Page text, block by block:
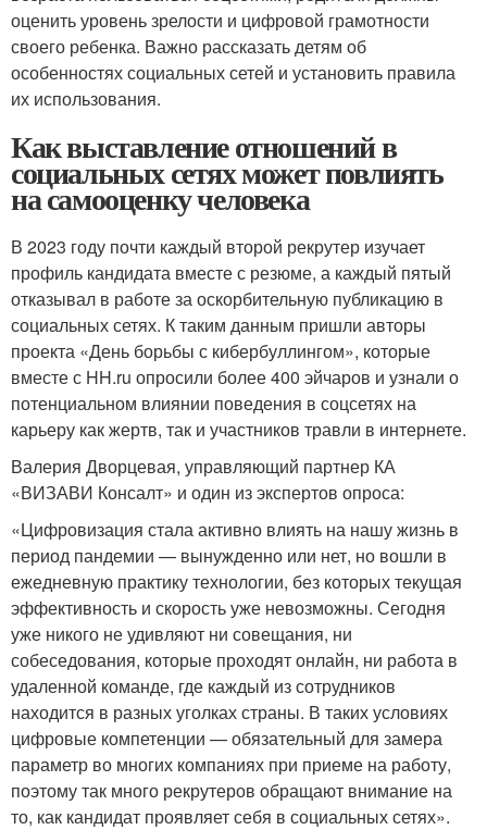
оценить уровень зрелости и цифровой грамотности
своего ребенка. Важно рассказать детям об
особенностях социальных сетей и установить правила
их использования.
Как выставление отношений в
социальных сетях может повлиять
на самооценку человека
В 2023 году почти каждый второй рекрутер изучает
профиль кандидата вместе с резюме, а каждый пятый
отказывал в работе за оскорбительную публикацию в
социальных сетях. К таким данным пришли авторы
проекта «День борьбы с кибербуллингом», которые
вместе с HH.ru опросили более 400 эйчаров и узнали о
потенциальном влиянии поведения в соцсетях на
карьеру как жертв, так и участников травли в интернете.
Валерия Дворцевая, управляющий партнер КА
«ВИЗАВИ Консалт» и один из экспертов опроса:
«Цифровизация стала активно влиять на нашу жизнь в
период пандемии — вынужденно или нет, но вошли в
ежедневную практику технологии, без которых текущая
эффективность и скорость уже невозможны. Сегодня
уже никого не удивляют ни совещания, ни
собеседования, которые проходят онлайн, ни работа в
удаленной команде, где каждый из сотрудников
находится в разных уголках страны. В таких условиях
цифровые компетенции — обязательный для замера
параметр во многих компаниях при приеме на работу,
поэтому так много рекрутеров обращают внимание на
то, как кандидат проявляет себя в социальных сетях».